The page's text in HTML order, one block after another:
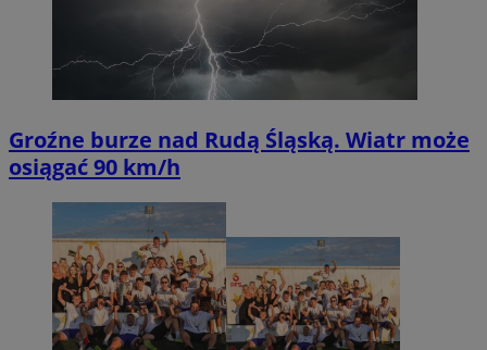
Groźne burze nad Rudą Śląską. Wiatr może
osiągać 90 km/h